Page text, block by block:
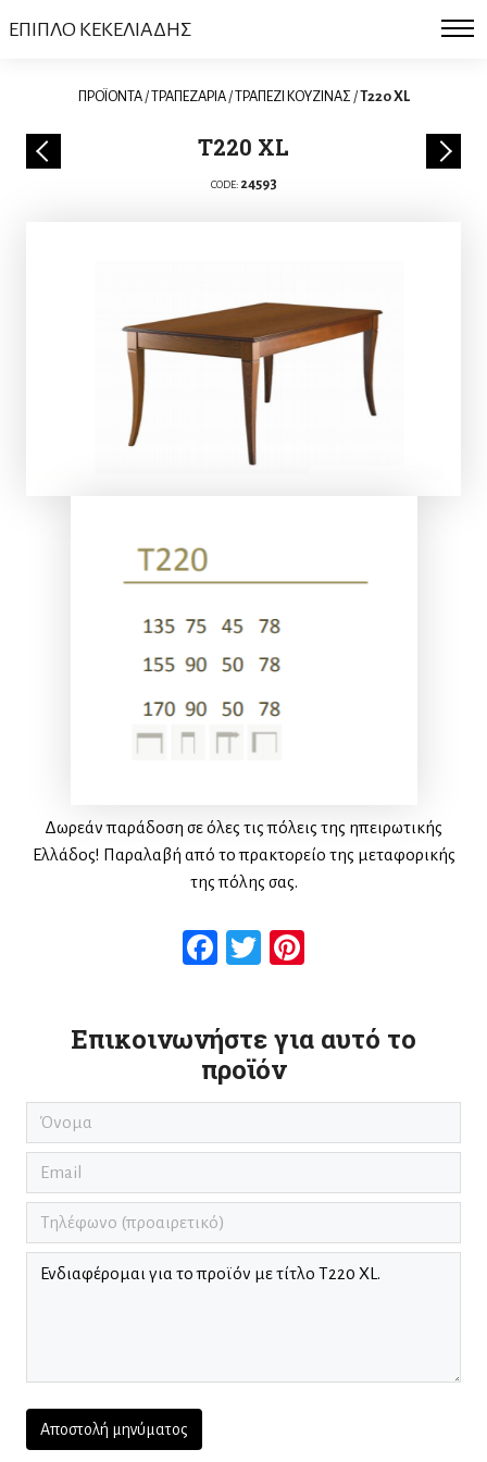
ΕΠΙΠΛΟ ΚΕΚΕΛΙΑΔΗΣ
ΠΡΟΪΟΝΤΑ/ΤΡΑΠΕΖΑΡΙΑ/ΤΡΑΠΕΖΙ ΚΟΥΖΙΝΑΣ/T220 XL
T220 XL
CODE: 24593
Δωρεάν παράδοση σε όλες τις πόλεις της ηπειρωτικής
Ελλάδος! Παραλαβή από το πρακτορείο της μεταφορικής
της πόλης σας.
Facebook
Twitter
Επικοινωνήστε για αυτό το
προϊόν